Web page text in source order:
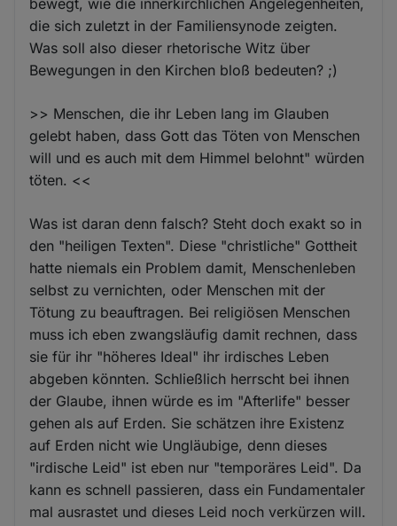
bewegt, wie die innerkirchlichen Angelegenheiten,
die sich zuletzt in der Familiensynode zeigten.
Was soll also dieser rhetorische Witz über
Bewegungen in den Kirchen bloß bedeuten? ;)
>> Menschen, die ihr Leben lang im Glauben
gelebt haben, dass Gott das Töten von Menschen
will und es auch mit dem Himmel belohnt" würden
töten. <<
Was ist daran denn falsch? Steht doch exakt so in
den "heiligen Texten". Diese "christliche" Gottheit
hatte niemals ein Problem damit, Menschenleben
selbst zu vernichten, oder Menschen mit der
Tötung zu beauftragen. Bei religiösen Menschen
muss ich eben zwangsläufig damit rechnen, dass
sie für ihr "höheres Ideal" ihr irdisches Leben
abgeben könnten. Schließlich herrscht bei ihnen
der Glaube, ihnen würde es im "Afterlife" besser
gehen als auf Erden. Sie schätzen ihre Existenz
auf Erden nicht wie Ungläubige, denn dieses
"irdische Leid" ist eben nur "temporäres Leid". Da
kann es schnell passieren, dass ein Fundamentaler
mal ausrastet und dieses Leid noch verkürzen will.